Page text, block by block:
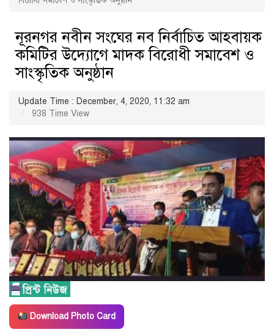
নূরনগর নবীন সংঘের নব নির্বাচিত আহবায়ক
কমিটির উদ্যোগে মাদক বিরোধী সমাবেশ ও
সাংস্কৃতিক অনুষ্ঠান
Update Time : December, 4, 2020, 11:32 am
938 Time View
Download Photo Card